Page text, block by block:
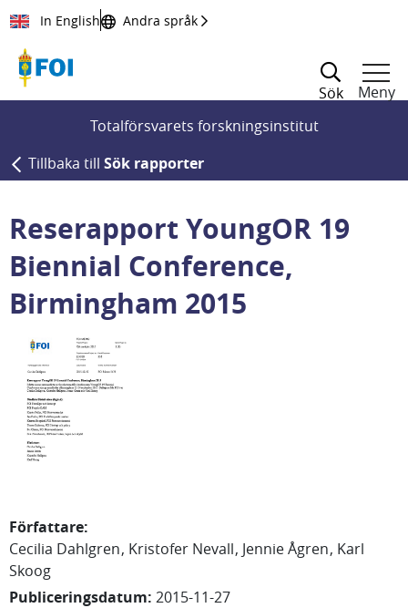
Till innehållet
In English Andra språk
Sök
Meny
Totalförsvarets forskningsinstitut
Tillbaka till Sök rapporter
Reserapport YoungOR 19
Biennial Conference,
Birmingham 2015
Författare:
Cecilia Dahlgren Kristofer Nevall JennieÅgren Karl
Skoog
Publiceringsdatum: 2015-11-27